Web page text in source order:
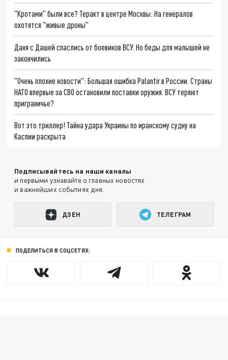
"Кротами" были все? Теракт в центре Москвы: На генералов
охотятся "живые дроны"
Даня с Дашей спаслись от боевиков ВСУ. Но беды для малышей не
закончились
"Очень плохие новости": Большая ошибка Palantir в России. Страны
НАТО впервые за СВО остановили поставки оружия. ВСУ теряют
приграничье?
Вот это триллер! Тайна удара Украины по иранскому судну на
Каспии раскрыта
Подписывайтесь на наши каналы
и первыми узнавайте о главных новостях
и важнейших событиях дня.
ДЗЕН ТЕЛЕГРАМ
ПОДЕЛИТЬСЯ В СОЦСЕТЯХ: